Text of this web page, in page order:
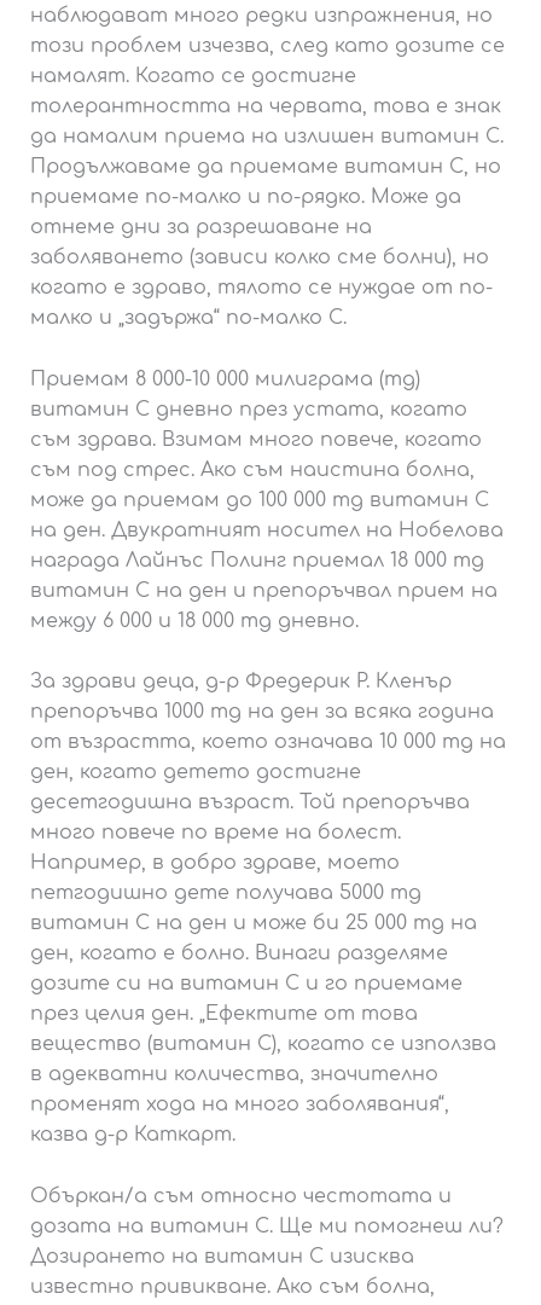
наблюдават много редки изпражнения, но
този проблем изчезва, след като дозите се
намалят. Когато се достигне
толерантността на червата, това е знак
да намалим приема на излишен витамин С.
Продължаваме да приемаме витамин С, но
приемаме по-малко и по-рядко. Може да
отнеме дни за разрешаване на
заболяването (зависи колко сме болни), но
когато е здраво, тялото се нуждае от по-
малко и „задържа“ по-малко С.
Приемам 8 000-10 000 милиграма (mg)
витамин С дневно през устата, когато
съм здрава. Взимам много повече, когато
съм под стрес. Ако съм наистина болна,
може да приемам до 100 000 mg витамин С
на ден. Двукратният носител на Нобелова
награда Лайнъс Полинг приемал 18 000 mg
витамин С на ден и препоръчвал прием на
между 6 000 и 18 000 mg дневно.
За здрави деца, д-р Фредерик Р. Кленър
препоръчва 1000 mg на ден за всяка година
от възрастта, което означава 10 000 mg на
ден, когато детето достигне
десетгодишна възраст. Той препоръчва
много повече по време на болест.
Например, в добро здраве, моето
петгодишно дете получава 5000 mg
витамин С на ден и може би 25 000 mg на
ден, когато е болно. Винаги разделяме
дозите си на витамин С и го приемаме
през целия ден. „Ефектите от това
вещество (витамин С), когато се използва
в адекватни количества, значително
променят хода на много заболявания“,
казва д-р Каткарт.
Объркан/а съм относно честотата и
дозата на витамин С. Ще ми помогнеш ли?
Дозирането на витамин С изисква
известно привикване. Ако съм болна,